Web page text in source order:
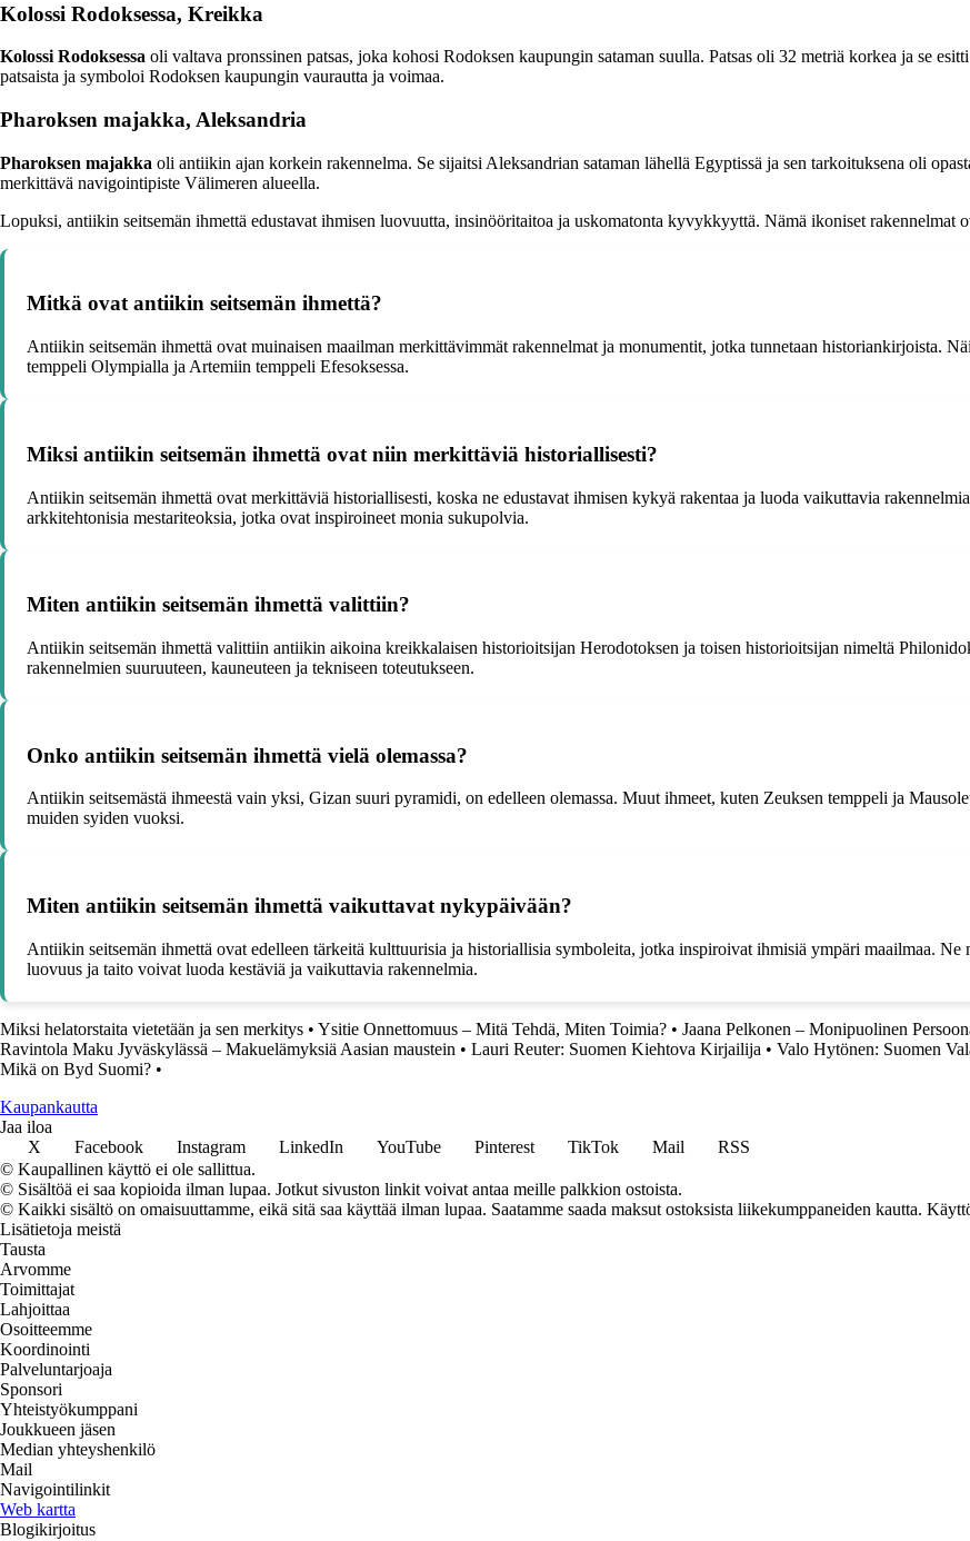
Kolossi Rodoksessa, Kreikka
Kolossi Rodoksessa oli valtava pronssinen patsas, joka kohosi Rodoksen kaupungin sataman suulla. Patsas oli 32 metriä korkea ja se
patsaista ja symboloi Rodoksen kaupungin vaurautta ja voimaa.
Pharoksen majakka, Aleksandria
Pharoksen majakka oli antiikin ajan korkein rakennelma. Se sijaitsi Aleksandrian sataman lähellä Egyptissä ja sen tarkoituksena oli
merkittävä navigointipiste Välimeren alueella.
Lopuksi, antiikin seitsemän ihmettä edustavat ihmisen luovuutta, insinööritaitoa ja uskomatonta kyvykkyyttä. Nämä ikoniset rakennelmat
Mitkä ovat antiikin seitsemän ihmettä?
Antiikin seitsemän ihmettä ovat muinaisen maailman merkittävimmät rakennelmat ja monumentit, jotka tunnetaan historiankirjoista.
temppeli Olympialla ja Artemiin temppeli Efesoksessa.
Miksi antiikin seitsemän ihmettä ovat niin merkittäviä historiallisesti?
Antiikin seitsemän ihmettä ovat merkittäviä historiallisesti, koska ne edustavat ihmisen kykyä rakentaa ja luoda vaikuttavia
arkkitehtonisia mestariteoksia, jotka ovat inspiroineet monia sukupolvia.
Miten antiikin seitsemän ihmettä valittiin?
Antiikin seitsemän ihmettä valittiin antiikin aikoina kreikkalaisen historioitsijan Herodotoksen ja toisen historioitsijan nimeltä
rakennelmien suuruuteen, kauneuteen ja tekniseen toteutukseen.
Onko antiikin seitsemän ihmettä vielä olemassa?
Antiikin seitsemästä ihmeestä vain yksi, Gizan suuri pyramidi, on edelleen olemassa. Muut ihmeet, kuten Zeuksen temppeli ja
muiden syiden vuoksi.
Miten antiikin seitsemän ihmettä vaikuttavat nykypäivään?
Antiikin seitsemän ihmettä ovat edelleen tärkeitä kulttuurisia ja historiallisia symboleita, jotka inspiroivat ihmisiä ympäri maailmaa.
luovuus ja taito voivat luoda kestäviä ja vaikuttavia rakennelmia.
Miksi helatorstaita vietetään ja sen merkitys • Ysitie Onnettomuus – Mitä Tehdä, Miten Toimia? • Jaana Pelkonen – Monipuolinen
Ravintola Maku Jyväskylässä – Makuelämyksiä Aasian maustein • Lauri Reuter: Suomen Kiehtova Kirjailija • Valo Hytönen: Suomen
Mikä on Byd Suomi? •
Kaupankautta
Jaa iloa
X
Facebook Instagram LinkedIn YouTube Pinterest TikTok Mail
RSS
© Kaupallinen käyttö ei ole sallittua.
© Sisältöä ei saa kopioida ilman lupaa. Jotkut sivuston linkit voivat antaa meille palkkion ostoista.
© Kaikki sisältö on omaisuuttamme, eikä sitä saa käyttää ilman lupaa. Saatamme saada maksut ostoksista liikekumppaneiden kautta.
Lisätietoja meistä
Tausta
Arvomme
Toimittajat
Lahjoittaa
Osoitteemme
Koordinointi
Palveluntarjoaja
Sponsori
Yhteistyökumppani
Joukkueen jäsen
Median yhteyshenkilö
Mail
Navigointilinkit
Web kartta
Blogikirjoitus